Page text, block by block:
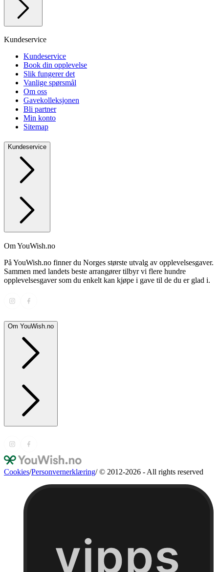
Kundeservice
Kundeservice
Book din opplevelse
Slik fungerer det
Vanlige spørsmål
Om oss
Gavekolleksjonen
Bli partner
Min konto
Sitemap
Kundeservice
Om YouWish.no
På YouWish.no finner du Norges største utvalg av opplevelsesgaver.
Sammen med landets beste arrangører tilbyr vi flere hundre
opplevelsesgaver som du enkelt kan kjøpe i gave til de du er glad i.
Om YouWish.no
Cookies/Personvernerklæring/© 2012-2026 - All rights reserved